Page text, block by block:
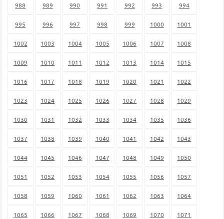
988 989 990 991 992 993 994
995 996 997 998 999 1000 1001
1002 1003 1004 1005 1006 1007 1008
1009 1010 1011 1012 1013 1014 1015
1016 1017 1018 1019 1020 1021 1022
1023 1024 1025 1026 1027 1028 1029
1030 1031 1032 1033 1034 1035 1036
1037 1038 1039 1040 1041 1042 1043
1044 1045 1046 1047 1048 1049 1050
1051 1052 1053 1054 1055 1056 1057
1058 1059 1060 1061 1062 1063 1064
1065 1066 1067 1068 1069 1070 1071